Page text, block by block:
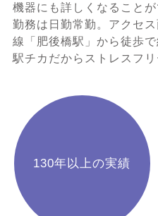
機器にも詳しくなることが
勤務は日勤常勤。アクセ
線「肥後橋駅」から徒歩で
駅チカだからストレスフ
130年以上の実績